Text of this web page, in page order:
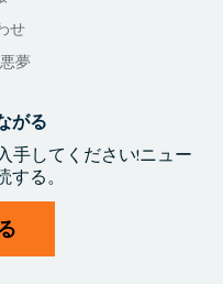
せ
夢
がる
手してください!ニュー
する。